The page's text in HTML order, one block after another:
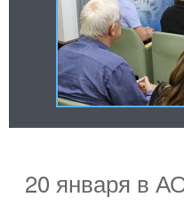
20 января в